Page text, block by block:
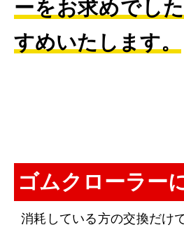
ーをお求めでし
すめいたします。
ゴムクローラー
消耗している方の交換だけ